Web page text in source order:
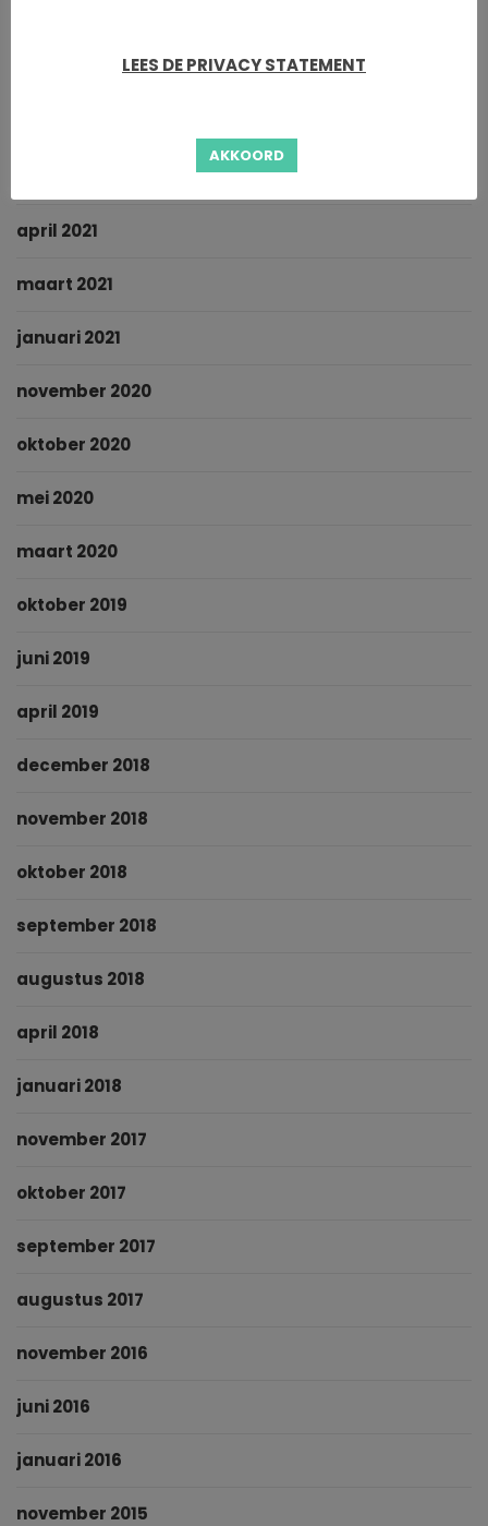
oktober 2021
april 2021
maart 2021
januari 2021
november 2020
oktober 2020
mei 2020
maart 2020
oktober 2019
juni 2019
april 2019
december 2018
november 2018
oktober 2018
september 2018
augustus 2018
april 2018
januari 2018
november 2017
oktober 2017
september 2017
augustus 2017
november 2016
juni 2016
januari 2016
november 2015
LEES DE PRIVACY STATEMENT
AKKOORD